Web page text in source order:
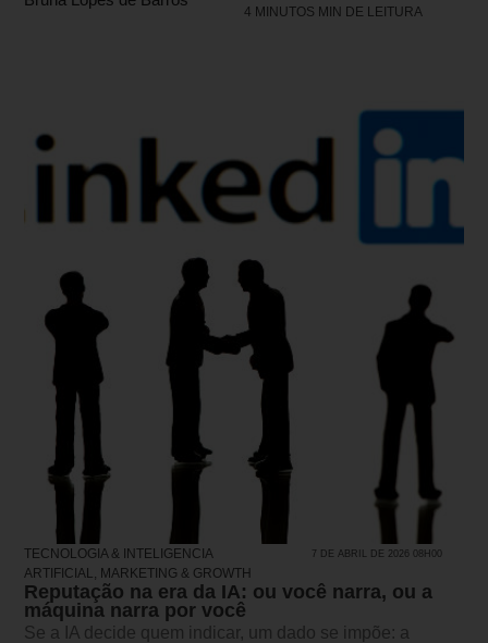
4 MINUTOS MIN DE LEITURA
TECNOLOGIA & INTELIGENCIA
ARTIFICIAL
MARKETING & GROWTH
7 DE ABRIL DE 2026 08H00
Reputação na era da IA: ou você narra, ou a
máquina narra por você
Se a IA decide quem indicar, um dado se impõe: a